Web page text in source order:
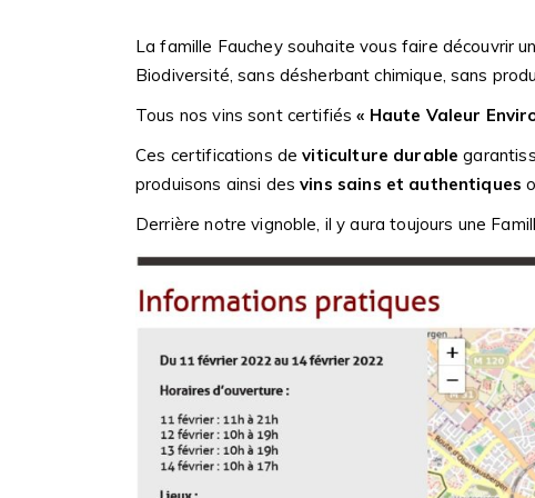
La famille Fauchey souhaite vous faire découvrir
Biodiversité, sans désherbant chimique, sans
Tous nos vins sont certifiés« Haute Valeur
Ces certifications deviticulture durable
produisons ainsi desvins sains et authentiques
Derrière notre vignoble, il y aura toujours une